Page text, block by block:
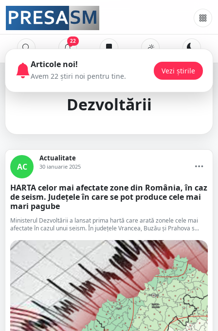
22
ministerul
Dezvoltării
AC
Actualitate
30 ianuarie 2025
HARTA celor mai afectate zone din România, în caz
de seism. Judeţele în care se pot produce cele mai
mari pagube
Ministerul Dezvoltării a lansat prima hartă care arată zonele cele mai
afectate în cazul unui seism. În judeţele Vrancea, Buzău şi Prahova s...
Articole noi!
Avem 22 știri noi pentru tine.
Vezi știrile